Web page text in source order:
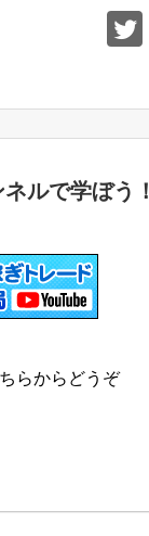
ルで学ぼう！
らからどうぞ